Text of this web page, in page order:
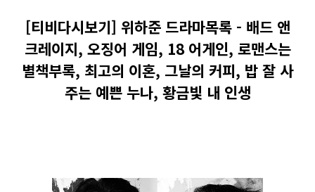
[티비다시보기] 위하준 드라마목록 - 배드 앤
크레이지, 오징어 게임, 18 어게인, 로맨스는
별책부록, 최고의 이혼, 그날의 커피, 밥 잘 사
주는 예쁜 누나, 황금빛 내 인생